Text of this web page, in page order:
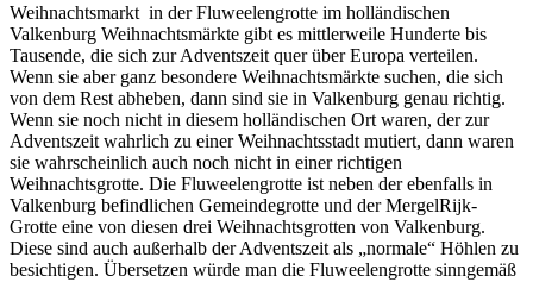
Weihnachtsmarkt in der Fluweelengrotte im holländischen
Valkenburg Weihnachtsmärkte gibt es mittlerweile Hunderte bis
Tausende, die sich zur Adventszeit quer über Europa verteilen.
Wenn sie aber ganz besondere Weihnachtsmärkte suchen, die sich
von dem Rest abheben, dann sind sie in Valkenburg genau richtig.
Wenn sie noch nicht in diesem holländischen Ort waren, der zur
Adventszeit wahrlich zu einer Weihnachtsstadt mutiert, dann waren
sie wahrscheinlich auch noch nicht in einer richtigen
Weihnachtsgrotte. Die Fluweelengrotte ist neben der ebenfalls in
Valkenburg befindlichen Gemeindegrotte und der MergelRijk-
Grotte eine von diesen drei Weihnachtsgrotten von Valkenburg.
Diese sind auch außerhalb der Adventszeit als „normale“ Höhlen zu
besichtigen. Übersetzen würde man die Fluweelengrotte sinngemäß